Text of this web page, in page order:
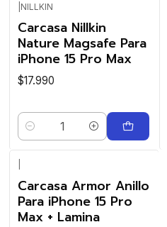
NILLKIN
Carcasa Nillkin
Nature Magsafe Para
iPhone 15 Pro Max
$17.990
Cantidad
Carcasa Armor Anillo
Para iPhone 15 Pro
Max + Lamina